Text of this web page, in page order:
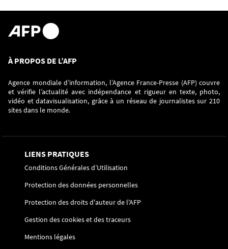
À PROPOS DE L’AFP
Agence mondiale d’information, l’Agence France-Presse (AFP) couvre
et vérifie l’actualité avec indépendance et rigueur en texte, photo,
vidéo et datavisualisation, grâce à un réseau de journalistes sur 210
sites dans le monde.
LIENS PRATIQUES
Conditions Générales d’Utilisation
Protection des données personnelles
Protection des droits d'auteur de l'AFP
Gestion des cookies et des traceurs
Mentions légales